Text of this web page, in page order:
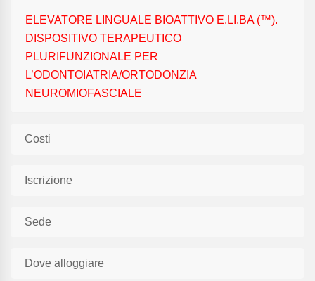
ELEVATORE LINGUALE BIOATTIVO E.LI.BA (™).
DISPOSITIVO TERAPEUTICO
PLURIFUNZIONALE PER
L’ODONTOIATRIA/ORTODONZIA
NEUROMIOFASCIALE
Costi
Iscrizione
Sede
Dove alloggiare